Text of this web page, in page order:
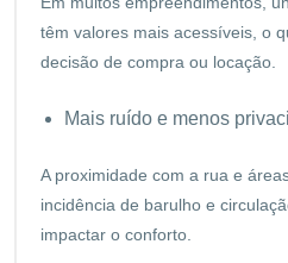
têm valores mais acessíveis, o
decisão de compra ou locação.
Mais ruído e menos
A proximidade com a rua e
incidência de barulho e
impactar o conforto.